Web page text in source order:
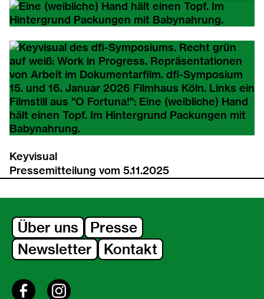
Keyvisual
Pressemitteilung vom 5.11.2025
Über uns
Presse
Newsletter
Kontakt